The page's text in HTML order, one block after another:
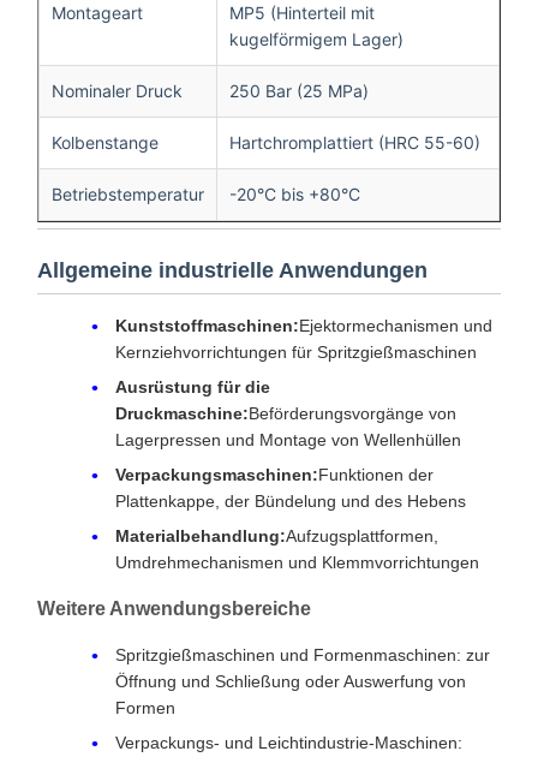
Montageart
MP5 (Hinterteil mit
kugelförmigem Lager)
Nominaler Druck 250 Bar (25 MPa)
Kolbenstange Hartchromplattiert (HRC 55-60)
Betriebstemperatur -20°C bis +80°C
Allgemeine industrielle Anwendungen
Kunststoffmaschinen:Ejektormechanismen und
Kernziehvorrichtungen für Spritzgießmaschinen
Ausrüstung für die
Druckmaschine:Beförderungsvorgänge von
Lagerpressen und Montage von Wellenhüllen
Verpackungsmaschinen:Funktionen der
Plattenkappe, der Bündelung und des Hebens
Materialbehandlung:Aufzugsplattformen,
Umdrehmechanismen und Klemmvorrichtungen
Weitere Anwendungsbereiche
Spritzgießmaschinen und Formenmaschinen: zur
Öffnung und Schließung oder Auswerfung von
Formen
Verpackungs- und Leichtindustrie-Maschinen: